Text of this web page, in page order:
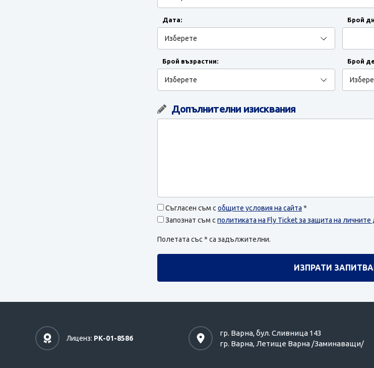
Дата: Брой
Брой възрастни: Брой
Допълнителни изисквания
Съгласен съм с общите условия на сайта *
Запознат съм с политиката на Fly Ticket за защита на личните
Полетата със * са задължителни.
Лиценз: РК-01-8586
гр. Варна,бул. Сливница 143
гр. Варна, Летище Варна /Заминаващи/